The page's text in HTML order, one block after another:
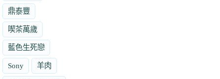
鼎泰豐
喫茶萬歲
藍色生死戀
Sony 羊肉